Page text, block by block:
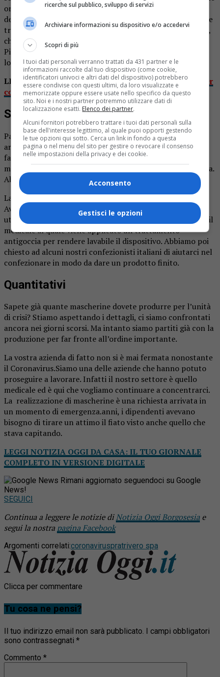
ordinate dall’Unione montana del Biellese orientale e
destinate ai Comuni aderenti. Ora la Pratrivero Spa è tra le
tre aziende con la Miroglio di Alba e la Casalinda di Cuneo,
che produrranno 5 milioni di mascherine della Regione
Piemonte che saranno poi distribuite alla popolazione
locale.
LEGGI ANCHE Coronavirus: Piemonte primo posto per
contagiati in rapporto al numero di abitanti
Selezione
Paolo Barberis Canonico, come siete stati selezionati? E’
arrivata una specifica richiesta dell’unità di crisi due mesi
fa. C’erano necessità di mascherine per la mancanza sul
mercato e soprattutto per fronteggiare questa emergenza.
Abbiamo dato la nostra disponibilità.
La vostra azienda è specializzata nel settore medicale.
Avete dovuto riorganizzare la produzione? Abbiamo
utilizzato il nostro tessuto non tessuto molto adatto per il
medicale al quale viene applicato un trattamento
antigoccia per rendere lavabile il dispositivo. Abbiamo poi
chiesto ad alcuni nostri confezionisti italiani di aiutarci nel
confezionare in modo da dare un prodotto finito.
Quantitativi
Sapete già quante mascherine dovete produrre per l’unità
di crisi? Stiamo aspettando i dettagli, ci siamo confrontati
ancora nei giorni scorsi. Ma intanto siamo partiti già con la
produzione per far fronte all’ordine importante.
La vostra azienda di fatto non si è mai fermata nonostante
il Coronavirus.Siamo una delle aziende che hanno potuto
proseguire a lavorare. Infatti il nostro settore è quello
medicale ed è qui che vogliamo continuare a concentrarci.
La realizzazione di mascherine è una richiesta arrivata in
un momento di emergenza.anni, i dipendenti avevano
bisogno di tirare un attimo il fiato visto anche quello che
stava capitando.
LEGGI NOTIZIA OGGI DA CASA: IL TUO GIORNALE
COMPLETO IN VERSIONE DIGITALE
Rimani aggiornato seguendoci su Google
News!
SEGUICI
Continua a leggere le notizie diNotizia Oggi Borgosesia e
segui la nostra pagina Facebook
Argomenti correlati:coronaviruspratrivero spa
Clicca per commentare
Tu cosa ne pensi?
Il tuo indirizzo email non sarà pubblicato.
I campi obbligatori
sono contrassegnati *
Commento *
ricerche sul pubblico, sviluppo di servizi
Archiviare informazioni su dispositivo e/o accedervi
Scopri di più
I tuoi dati personali verranno trattati da 431 partner e le
informazioni raccolte dal tuo dispositivo (come cookie,
identificatori univoci e altri dati del dispositivo) potrebbero
essere condivise con questi ultimi, da loro visualizzate e
memorizzate oppure essere usate nello specifico da questo
sito. Noi e i nostri partner potremmo utilizzare dati di
localizzazione esatti. Elenco dei partner.
Alcuni fornitori potrebbero trattare i tuoi dati personali sulla
base dell'interesse legittimo, al quale puoi opporti gestendo
le tue opzioni qui sotto. Cerca un link in fondo a questa
pagina o nel menu del sito per gestire o revocare il consenso
nelle impostazioni della privacy e dei cookie.
Acconsento
Gestisci le opzioni